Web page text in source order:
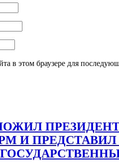
в этом браузере для
И